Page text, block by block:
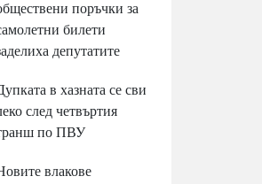
поръчки за
билети
депутатите
в хазната се сви
след четвъртия
по ПВУ
влакове